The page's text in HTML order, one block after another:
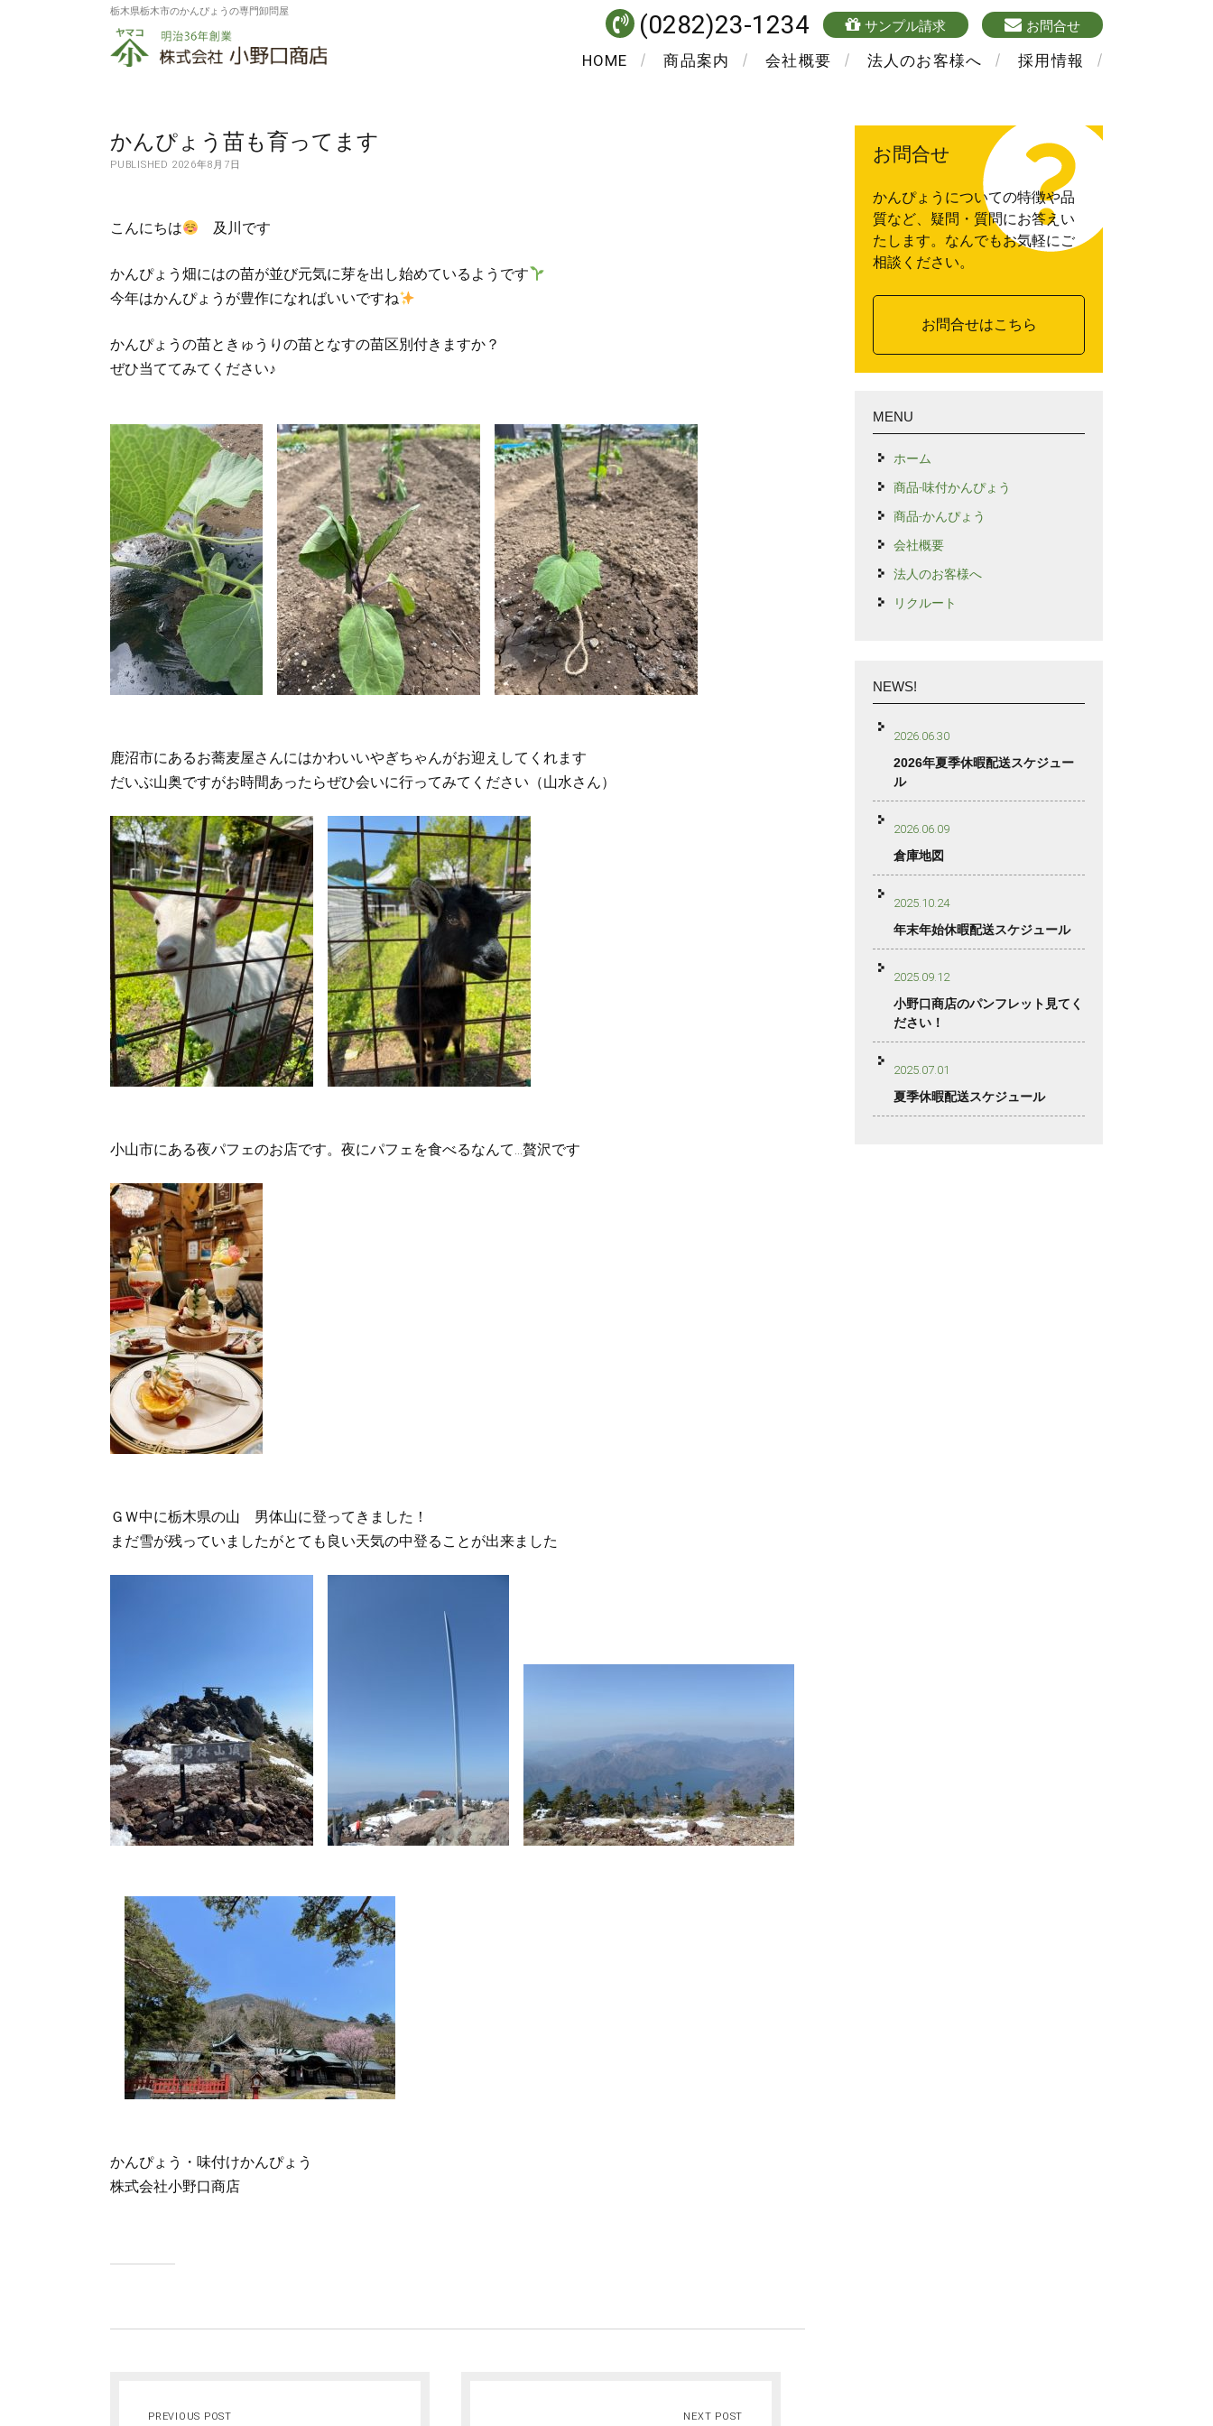
栃木県栃木市のかんぴょうの専門卸問屋
株
社
小
口
商
店
HOME 商品案内 会社概要 法人のお客様へ 採用情報
(0282)23-1234 sample
サンプル請求 mailform
お問合せ
かんぴょう苗も育ってます
PUBLISHED 2026年8月7日
こんにちは 及川です
かんぴょう畑にはの苗が並び元気に芽を出し始めているようです
今年はかんぴょうが豊作になればいいですね
かんぴょうの苗ときゅうりの苗となすの苗区別付きますか？
ぜひ当ててみてください♪
鹿沼市にあるお蕎麦屋さんにはかわいいやぎちゃんがお迎えしてくれます
だいぶ山奥ですがお時間あったらぜひ会いに行ってみてください（山水さん）
小山市にある夜パフェのお店です。夜にパフェを食べるなんて…贅沢です
ＧＷ中に栃木県の山 男体山に登ってきました！
まだ雪が残っていましたがとても良い天気の中登ることが出来ました
かんぴょう・味付けかんぴょう
株式会社小野口商店
PREVIOUS POST NEXT POST
お問合せ
かんぴょうについての特徴や品
質など、疑問・質問にお答えい
たします。なんでもお気軽にご
相談ください。
お問合せはこちら
MENU
ホーム
商品-味付かんぴょう
商品-かんぴょう
会社概要
法人のお客様へ
リクルート
NEWS!
2026.06.30
2026年夏季休暇配送スケジュー
ル
2026.06.09
倉庫地図
2025.10.24
年末年始休暇配送スケジュール
2025.09.12
小野口商店のパンフレット見てく
ださい！
2025.07.01
夏季休暇配送スケジュール